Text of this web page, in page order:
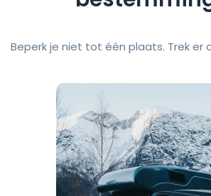
Beperk je niet tot één plaats. Trek er